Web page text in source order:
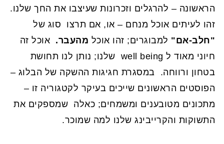
הראשונה – להרגלים וזכרונות שעיצבו את החך שלנו.
זהו לעיתים אוכל מנחם – או, אם תרצו סוג של
"חלב-אם" למבוגרים; זהו אוכל מהעבר. אוכל זה
חיוני מאוד ל well being שלנו; נותן לנו תחושת
בטחון ורווחה. במסגרת חגיגות ההשקה של הבלוג –
הפוסטים הראשונים שייכים בעיקר לקטגוריה זו –
מתכונים מטובענים ומשמחים; כאלה שמספקים את
התשוקות והקרייבינג שלנו למה שמוכר.